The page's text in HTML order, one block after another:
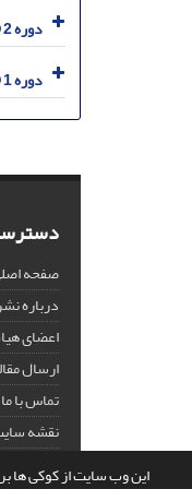
این وب سایت از کوکی ها
دوره 2 (1392)
دوره 1 (1391)
صفحه
درباره
اعضای
ارسال
تماس با ما
نقشه